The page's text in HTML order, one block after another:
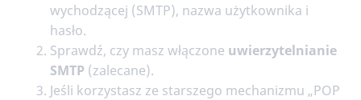
wychodzącej (SMTP), nazwa użytkownika i
hasło.
Sprawdź, czy masz włączone uwierzytelnianie
SMTP (zalecane).
Jeśli korzystasz ze starszego mechanizmu „POP